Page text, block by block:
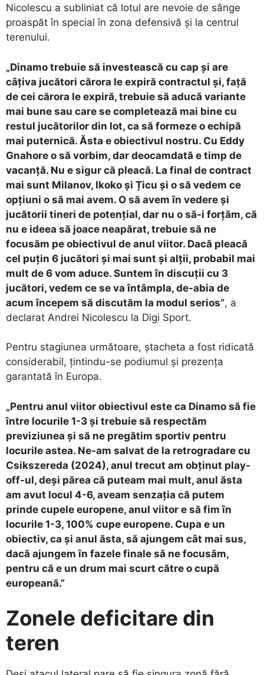
Nicolescu a subliniat că lotul are nevoie de sânge
proaspăt în special în zona defensivă și la centrul
terenului.
„Dinamo trebuie să investească cu cap și are
câțiva jucători cărora le expiră contractul și, față
de cei cărora le expiră, trebuie să aducă variante
mai bune sau care se completează mai bine cu
restul jucătorilor din lot, ca să formeze o echipă
mai puternică. Ăsta e obiectivul nostru. Cu Eddy
Gnahore o să vorbim, dar deocamdată e timp de
vacanță. Nu e sigur că pleacă. La final de contract
mai sunt Milanov, Ikoko și Țicu și o să vedem ce
opțiuni o să mai avem. O să avem în vedere și
jucătorii tineri de potențial, dar nu o să-i forțăm, că
nu e ideea să joace neapărat, trebuie să ne
focusăm pe obiectivul de anul viitor. Dacă pleacă
cel puțin 6 jucători și mai sunt și alții, probabil mai
mult de 6 vom aduce. Suntem în discuții cu 3
jucători, vedem ce se va întâmpla, de-abia de
acum începem să discutăm la modul serios”, a
declarat Andrei Nicolescu la Digi Sport.
​Pentru stagiunea următoare, ștacheta a fost ridicată
considerabil, țintindu-se podiumul și prezența
garantată în Europa.
„Pentru anul viitor obiectivul este ca Dinamo să fie
între locurile 1-3 și trebuie să respectăm
previziunea și să ne pregătim sportiv pentru
locurile astea. Ne-am salvat de la retrogradare cu
Csikszereda (2024), anul trecut am obținut play-
off-ul, deși părea că puteam mai mult, anul ăsta
am avut locul 4-6, aveam senzația că putem
prinde cupele europene, anul viitor e să fim în
locurile 1-3, 100% cupe europene. Cupa e un
obiectiv, ca și anul ăsta, să ajungem cât mai sus,
dacă ajungem în fazele finale să ne focusăm,
pentru că e un drum mai scurt către o cupă
europeană.”
Zonele deficitare din
teren